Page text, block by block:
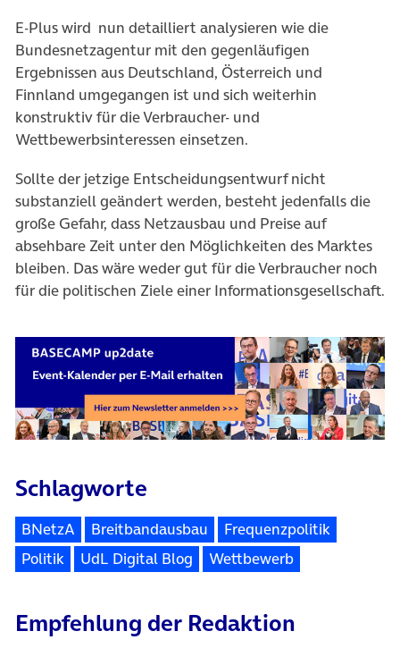
E-Plus wird nun detailliert analysieren wie die
Bundesnetzagentur mit den gegenläufigen
Ergebnissen aus Deutschland, Österreich und
Finnland umgegangen ist und sich weiterhin
konstruktiv für die Verbraucher- und
Wettbewerbsinteressen einsetzen.
Sollte der jetzige Entscheidungsentwurf nicht
substanziell geändert werden, besteht jedenfalls die
große Gefahr, dass Netzausbau und Preise auf
absehbare Zeit unter den Möglichkeiten des Marktes
bleiben. Das wäre weder gut für die Verbraucher noch
für die politischen Ziele einer Informationsgesellschaft.
Schlagworte
BNetzA Breitbandausbau
Frequenzpolitik
Politik
UdL Digital Blog Wettbewerb
Empfehlung der Redaktion